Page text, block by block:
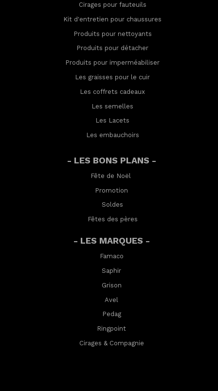
Cirages pour fauteuils
Kit d'entretien pour chaussures
Produits pour nettoyants
Produits pour détacher
Produits pour imperméabiliser
Les graisses pour le cuir
Les coffrets cadeaux
Les semelles
Les Lacets
Les embauchoirs
- LES BONS PLANS -
Fête de Noël
Promotion
Soldes
Fêtes des pères
- LES MARQUES -
Famaco
Saphir
Grison
Avel
Pedag
Ringpoint
Cirages & Compagnie